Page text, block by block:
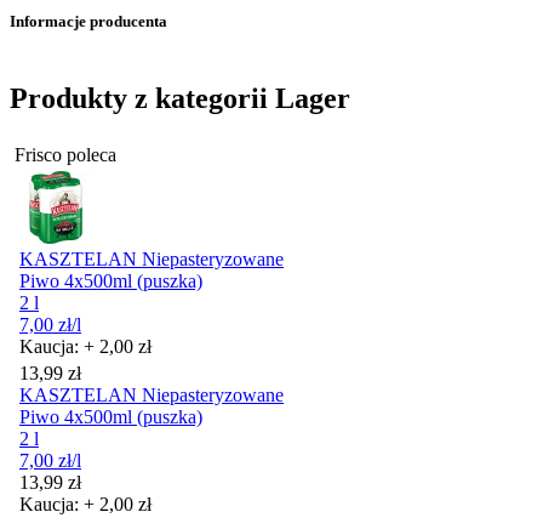
Informacje producenta
Produkty z kategorii Lager
Frisco poleca
KASZTELAN Niepasteryzowane
Piwo 4x500ml (puszka)
2 l
7,00 zł/l
Kaucja: + 2,00 zł
Cena
13,99 zł
KASZTELAN Niepasteryzowane
Piwo 4x500ml (puszka)
2 l
7,00 zł/l
Cena
13,99 zł
Kaucja: + 2,00 zł